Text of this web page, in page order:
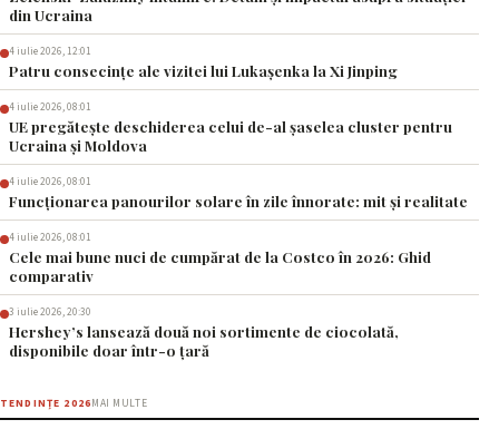
din Ucraina
4 iulie 2026, 12:01
Patru consecințe ale vizitei lui Lukașenka la Xi Jinping
4 iulie 2026, 08:01
UE pregătește deschiderea celui de-al șaselea cluster pentru
Ucraina și Moldova
4 iulie 2026, 08:01
Funcționarea panourilor solare în zile înnorate: mit și realitate
4 iulie 2026, 08:01
Cele mai bune nuci de cumpărat de la Costco în 2026: Ghid
comparativ
3 iulie 2026, 20:30
Hershey’s lansează două noi sortimente de ciocolată,
disponibile doar într-o țară
TENDINȚE 2026MAI MULTE